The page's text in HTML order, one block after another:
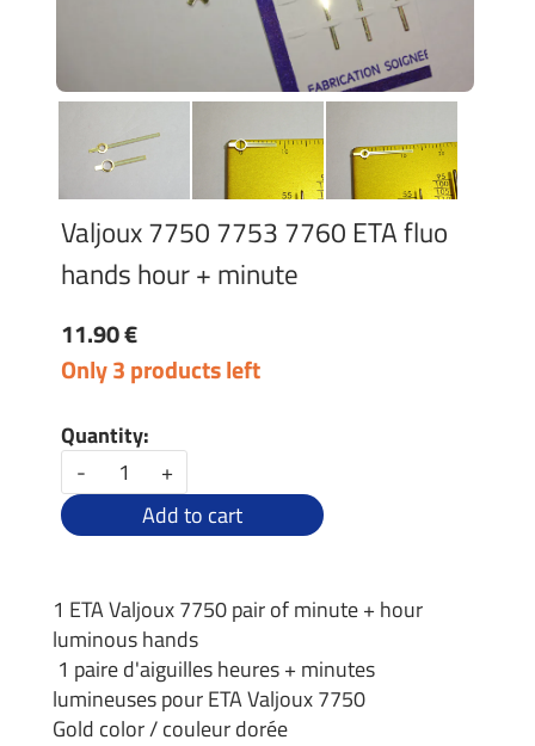
Valjoux 7750 7753 7760 ETA fluo
hands hour + minute
11.90 €
Only 3 products left
Quantity:
-
+
Add to cart
1 ETA Valjoux 7750 pair of minute + hour
luminous hands
1 paire d'aiguilles heures + minutes
lumineuses pour ETA Valjoux 7750
Gold color / couleur dorée